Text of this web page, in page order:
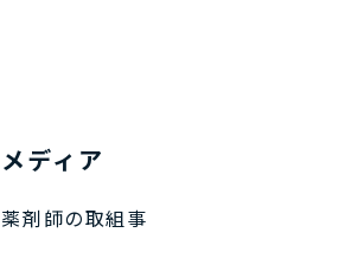
ディア
剤師の取組事